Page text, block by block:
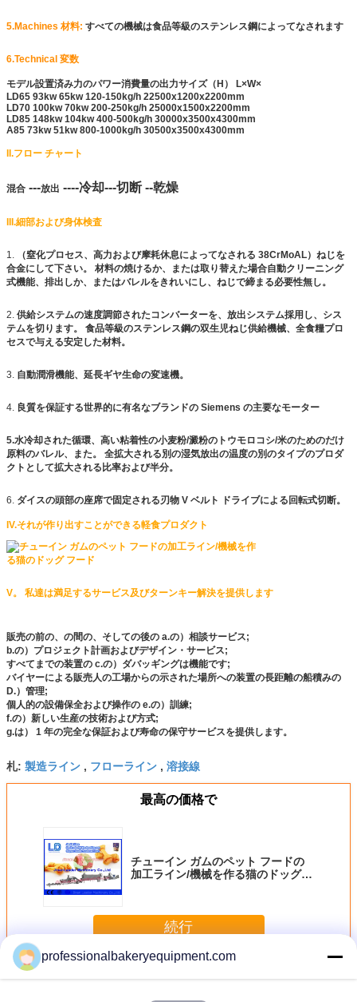
5.Machines 材料: すべての機械は食品等級のステンレス鋼によってなされます
6.Technical 変数
モデル設置済み力のパワー消費量の出力サイズ（H） L×W×
LD65 93kw 65kw 120-150kg/h 22500x1200x2200mm
LD70 100kw 70kw 200-250kg/h 25000x1500x2200mm
LD85 148kw 104kw 400-500kg/h 30000x3500x4300mm
A85 73kw 51kw 800-1000kg/h 30500x3500x4300mm
II.フロー チャート
混合 ---放出 ----冷却---切断 --乾燥
III.細部および身体検査
1.
（窒化プロセス、高力および摩耗休息によってなされる 38CrMoAL）ねじを
合金にして下さい。 材料の焼けるか、または取り替えた場合自動クリーニング
式機能、排出しか、またはバレルをきれいにし、ねじで締まる必要性無し。
2. 供給システムの速度調節されたコンバーターを、放出システム採用し、シス
テムを切ります。 食品等級のステンレス鋼の双生児ねじ供給機械、全食糧プロ
セスで与える安定した材料。
3. 自動潤滑機能、延長ギヤ生命の変速機。
4. 良質を保証する世界的に有名なブランドの Siemens の主要なモーター
5.水冷却された循環、高い粘着性の小麦粉/澱粉のトウモロコシ/米のためのだけ
原料のバレル、また。 全拡大される別の湿気放出の温度の別のタイプのプロダ
クトとして拡大される比率および半分。
6. ダイスの頭部の座席で固定される刃物 V ベルト ドライブによる回転式切断。
IV.それが作り出すことができる軽食プロダクト
V。 私達は満足するサービス及びターンキー解決を提供します
販売の前の、の間の、そしての後の a.の）相談サービス;
b.の）プロジェクト計画およびデザイン・サービス;
すべてまでの装置の c.の）ダバッギングは機能です;
バイヤーによる販売人の工場からの示された場所への装置の長距離の船積みの
D.）管理;
個人的の設備保全および操作の e.の）訓練;
f.の）新しい生産の技術および方式;
g.は） 1 年の完全な保証および寿命の保守サービスを提供します。
札: 製造ライン , フローライン , 溶接線
最高の価格で
チューイン ガムのペット フードの
加工ライン/機械を作る猫のドッグ
続行
多くペット フードの加工ライン
professionalbakeryequipment.com